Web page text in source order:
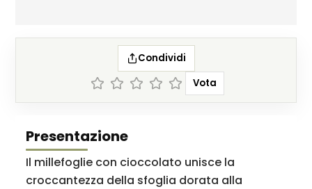
Condividi
Vota
Presentazione
Il millefoglie con cioccolato unisce la
croccantezza della sfoglia dorata alla